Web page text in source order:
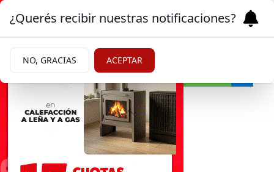
REVELACIÓN
¿Querés recibir nuestras notificaciones?
NO, GRACIAS ACEPTAR